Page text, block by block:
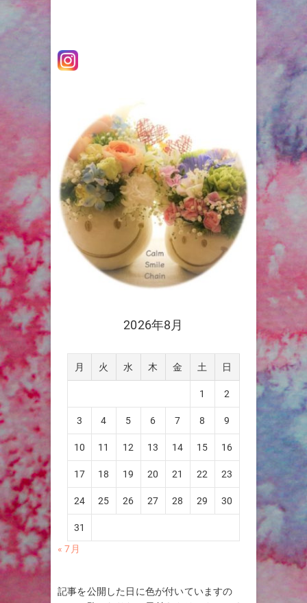
2026年8月
月 火 水 木 金 土 日
1 2
3 4 5 6 7 8 9
10 11 12 13 14 15 16
17 18 19 20 21 22 23
24 25 26 27 28 29 30
31
« 7月
記事を公開した日に色が付いていますの